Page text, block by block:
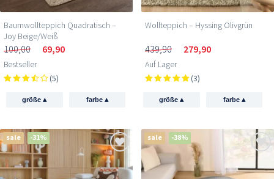
Baumwollteppich Quadratisch –
Joy Beige/Weiß
100,00 69,90
Bestseller
(5)
größe▴ farbe ▴
Wollteppich – Hyssing Olivgrün
439,90 279,90
Auf Lager
(3)
größe▴ farbe ▴
sale -31% sale -38%